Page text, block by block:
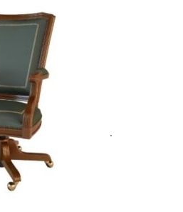
Кресло вращающе...
5 575,71 €